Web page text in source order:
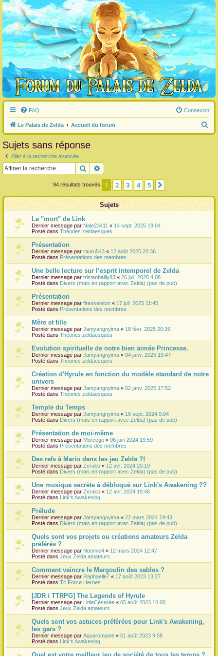
FAQ Connexion
Le Palais de Zelda Accueil du forum
e
c
Sujets sans réponse
Aller à la recherche avancée
Rechercher
94 résultats trouvés 1 2 3 4 5
Sujets
La "mort" de Link
Dernier message par Nale23411 « 14 sept. 2025 19:04
Posté dans Théories zeldaesques
Présentation
Dernier message par rauru543 « 12 août 2025 20:36
Posté dans Présentations des membres
Une belle lecture sur l’esprit intemporel de Zelda
Dernier message par tristanbailly83 « 26 juil. 2025 4:08
Posté dans Divers (mais en rapport avec Zelda) (pas de pub)
Présentation
Dernier message par fireskeleton « 17 juil. 2025 11:45
Posté dans Présentations des membres
Mère et fille
Dernier message par Jamyangnyima « 18 févr. 2025 20:26
Posté dans Théories zeldaesques
Evolution spirituelle de notre bien aimée Princesse.
Dernier message par Jamyangnyima « 04 janv. 2025 19:47
Posté dans Théories zeldaesques
Création d'Hyrule en fonction du modèle standard de notre
univers
Dernier message par Jamyangnyima « 02 janv. 2025 17:52
Posté dans Théories zeldaesques
Temple du Temps
Dernier message par Jamyangnyima « 16 sept. 2024 0:04
Posté dans Divers (mais en rapport avec Zelda) (pas de pub)
Présentation de moi-même
Dernier message par Morcego « 06 juin 2024 19:59
Posté dans Présentations des membres
Des refs à Mario dans les jeu Zelda ?!
Dernier message par Zerako « 12 avr. 2024 20:19
Posté dans Divers (mais en rapport avec Zelda) (pas de pub)
Une musique secrète à débloqué sur Link's Awakening ??
Dernier message par Zerako « 12 avr. 2024 19:48
Posté dans Link's Awakening
Prélude
Dernier message par Jamyangnyima « 22 mars 2024 19:43
Posté dans Divers (mais en rapport avec Zelda) (pas de pub)
Quels sont vos projets ou créations amateurs Zelda
préférés ?
Dernier message par Noemie4 « 12 mars 2024 12:47
Posté dans Jeux Zelda amateurs
Comment vaincre le Margoulin des sables ?
Dernier message par Raphaelle7 « 17 août 2023 13:27
Posté dans Tri Force Heroes
[JDR / TTRPG] The Legends of Hyrule
Dernier message par LittleCésarée « 05 août 2023 16:00
Posté dans Jeux Zelda amateurs
Quels sont vos astuces préférées pour Link's Awakening,
les gars ?
Dernier message par Aquaromaine « 01 août 2023 9:58
Posté dans Link's Awakening
Quel est votre meilleur jeu de société de tous les temps ?